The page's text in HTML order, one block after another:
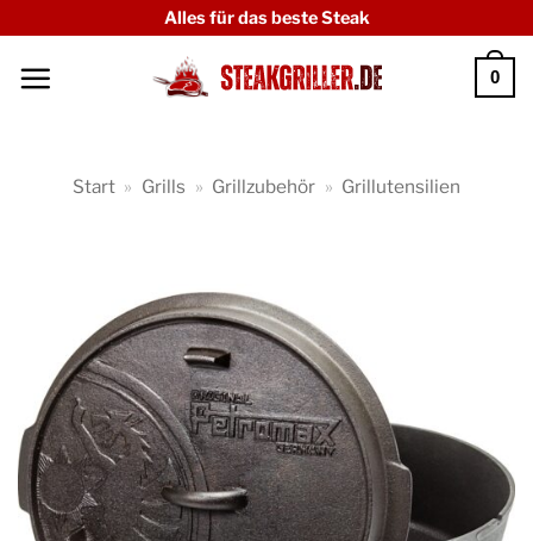
springen
Alles für das beste Steak
0
Start » Grills » Grillzubehör » Grillutensilien